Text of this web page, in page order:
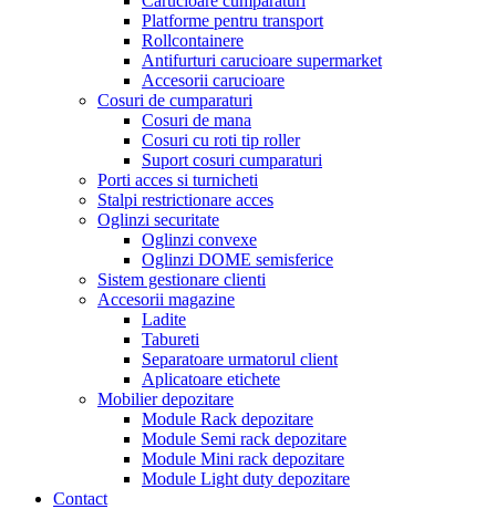
Platforme pentru transport
Rollcontainere
Antifurturi carucioare supermarket
Accesorii carucioare
Cosuri de cumparaturi
Cosuri de mana
Cosuri cu roti tip roller
Suport cosuri cumparaturi
Porti acces si turnicheti
Stalpi restrictionare acces
Oglinzi securitate
Oglinzi convexe
Oglinzi DOME semisferice
Sistem gestionare clienti
Accesorii magazine
Ladite
Tabureti
Separatoare urmatorul client
Aplicatoare etichete
Mobilier depozitare
Module Rack depozitare
Module Semi rack depozitare
Module Mini rack depozitare
Module Light duty depozitare
Contact